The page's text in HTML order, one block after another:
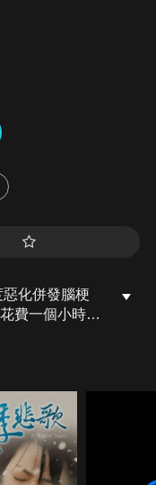
化併發腦梗
費一個小時前
病人變得更加
勞，以及全日
角度映照出